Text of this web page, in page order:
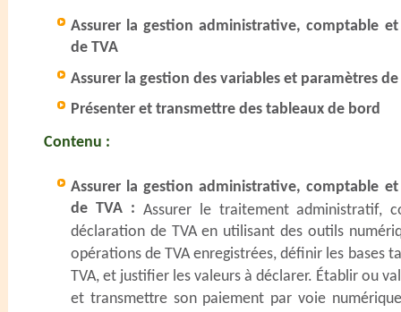
Assurer la gestion administrative, comptable
de TVA
Assurer la gestion des variables et paramètres
Présenter et transmettre des tableaux de bord
Contenu :
Assurer la gestion administrative, comptable
de TVA : Assurer le traitement administratif,
déclaration de TVA en utilisant des outils
opérations de TVA enregistrées, définir les bases
TVA, et justifier les valeurs à déclarer. Établir ou
et transmettre son paiement par voie